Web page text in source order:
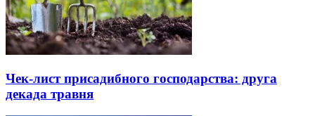
Чек-лист присадибного господарства: друга
декада травня